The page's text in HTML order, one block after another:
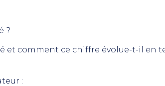
?
et comment ce chiffre évolue-t-il en
: